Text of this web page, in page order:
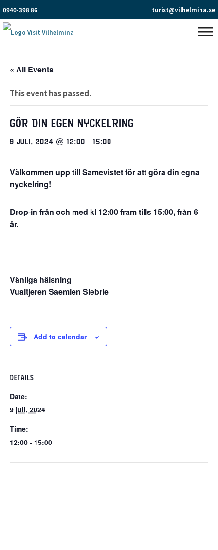
0940-398 86 turist@vilhelmina.se
« All Events
This event has passed.
GÖR DIN EGEN NYCKELRING
9 JULI, 2024 @ 12:00 - 15:00
Välkommen upp till Samevistet för att göra din egna
nyckelring!
Drop-in från och med kl 12:00 fram tills 15:00, från 6
år.
Vänliga hälsning
Vualtjeren Saemien Siebrie
Add to calendar
DETAILS
Date:
9 juli, 2024
Time:
12:00 - 15:00